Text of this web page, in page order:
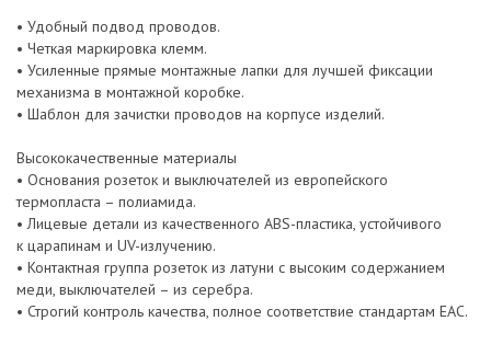
• Удобный подвод проводов.
• Четкая маркировка клемм.
• Усиленные прямые монтажные лапки для лучшей фиксации
механизма в монтажной коробке.
• Шаблон для зачистки проводов на корпусе изделий.
Высококачественные материалы
• Основания розеток и выключателей из европейского
термопласта – полиамида.
• Лицевые детали из качественного ABS-пластика, устойчивого
к царапинам и UV-излучению.
• Контактная группа розеток из латуни с высоким содержанием
меди, выключателей – из серебра.
• Строгий контроль качества, полное соответствие стандартам EAC.